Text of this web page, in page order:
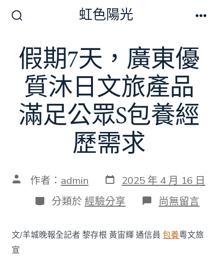
切
換
開
關
虹色陽光
假期7天，廣東優
質沐日文旅產品
滿足公眾S包養經
歷需求
文 作者： admin 發
表
日
期
2025 年 4 月 16 日
分
類
分類於 經驗分享 在
〈假
7
天，
尚無留言
文/羊城晚報全記者 黎存根 黃宙輝 通信員包養粵文旅
宣